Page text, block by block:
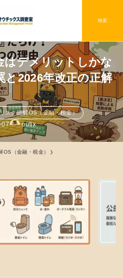
検索
はデメリットしかな
と2026年改正の正解
スク読解OS（金融・税金）
07 outix
OS（金融・税金）